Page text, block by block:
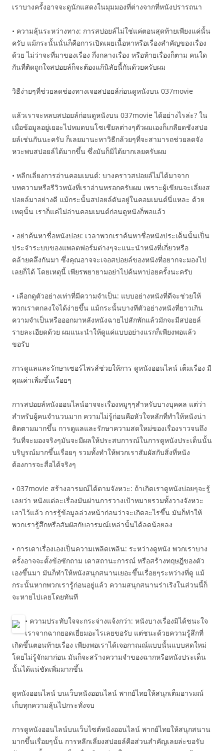
เราบางครั้งอาจจะดูนักแสดงในมุมมองที่ต่างจากที่หนังปรารถนา
• ความลุ้นระหว่างทาง: การสปอยล์ไม่ใช่แค่ตอนสุดท้ายเพียงแค่นั้น
ครับ แม้กระนั้นนั่นก็คือการเปิดเผยเนื้อหาหรือเรื่องสำคัญของเรื่อง
ด้วย ไม่ว่าจะที่มาของเรื่อง กึ่งกลางเรื่อง หรือท้ายเรื่องก็ตาม คนใด
กันที่ติดถูกใจสปอยล์ก็จะต้องแก้นิสัยนี้กันด้วยครับผม
วิธีง่ายๆที่ช่วยลดช่องทางเจอสปอยล์ก่อนดูหนังบน 037movie
แล้วเราจะหลบสปอยล์ก่อนดูหนังบน 037movie ได้อย่างไรล่ะ? ใน
เมื่อข้อมูลอยู่เยอะไปหมดบนโซเชียลต่างๆตัวผมเองก็เกลียดชังสปอ
ยล์เช่นกันนะครับ ก็เลยมานะหาวิธีกล้วยๆที่จะสามารถช่วยลดจัง
หวะพบสปอยล์ได้มากขึ้น ซึ่งมันก็มิได้ยากเลยครับผม
• หลีกเลี่ยงการอ่านคอมเมนต์: บางคราวสปอยล์ไม่ได้มาจาก
บทความหรือรีวิวหนังที่เราอ่านหรอกครับผม เพราะผู้เขียนจะเลี่ยงส
ปอยล์มาอย่างดี แม้กระนั้นสปอยล์ดันอยู่ในคอมเมนต์นี่แหละ ด้วย
เหตุนั้น เราก็แค่ไม่อ่านคอมเมนต์ก่อนดูหนังก็พอแล้ว
• อย่าค้นหาชื่อหนังบ่อย: เวลาพวกเราค้นหาชื่อหนังประเด็นนั้นเป็น
ประจำระบบของแพลตฟอร์มต่างๆจะแนะนำหนังที่เกี่ยวหรือ
คล้ายคลึงกันมา ซึ่งคุณอาจจะเจอสปอยล์ของหนังที่อยากจะมองไป
เลยก็ได้ โดยเหตุนี้ เพียรพยายามอย่าไปค้นหาบ่อยครั้งนะครับ
• เลือกดูตัวอย่างเท่าที่มีความจำเป็น: แบบอย่างหนังที่ดีจะช่วยให้
พวกเราตกลงใจได้ง่ายขึ้น แม้กระนั้นบางทีตัวอย่างหนังที่ยาวเกิน
ความจำเป็นหรือออกมาหลังหนังฉายไปสักพักแล้วมักจะมีสปอยล์
รายละเอียดด้วย ผมแนะนำให้ดูแค่แบบอย่างแรกก็เพียงพอแล้ว
ขอรับ
การดูแลและรักษาเซอร์ไพรส์ช่วยให้การ ดูหนังออนไลน์ เต็มเรื่อง มี
คุณค่าเพิ่มขึ้นเรื่อยๆ
การสปอยล์หนังออนไลน์อาจจะเรื่องหมูๆๆสำหรับบางบุคคล แต่ว่า
สำหรับผู้คนจำนวนมาก ความไม่รู้ก่อนคือหัวใจหลักที่ทำให้หนังน่า
ติดตามมากขึ้น การดูแลและรักษาความสดใหม่ของเรื่องราวจนถึง
วันที่จะมองจริงๆมันจะมีผลให้ประสบการณ์ในการดูหนังประเด็นนั้น
บริบูรณ์มากขึ้นเรื่อยๆ รวมทั้งทำให้พวกเราสัมผัสกับสิ่งที่หนัง
ต้องการจะสื่อได้จริงๆ
• 037movie สร้างอารมณ์ได้ตามจังหวะ: ถ้าเกิดเราดูหนังบ่อยๆจะรู้
เลยว่า หนังแต่ละเรื่องมันผ่านการวางเป้าหมายรวมทั้งวางจังหวะ
เอาไว้แล้ว การรู้ข้อมูลล่วงหน้าก่อนว่าจะเกิดอะไรขึ้น มันก็ทำให้
พวกเรารู้สึกหรือสัมผัสกับอารมณ์เหล่านั้นได้ลดน้อยลง
• การเดาเรื่องเองเป็นความเพลิดเพลิน: ระหว่างดูหนัง พวกเราบาง
ครั้งอาจจะตั้งข้อซักถาม เดาสถานะการณ์ หรือสร้างทฤษฎีของตัว
เองขึ้นมา มันก็ทำให้หนังสนุกสนานเยอะขึ้นเรื่อยๆระหว่างที่ดู แม้
กระนั้นหากพวกเรารู้ก่อนอยู่แล้ว ความสนุกสนานร่าเริงในส่วนนี้ก็
จะหายไปเลยโดยทันที
• ความประทับใจจะกระจ่างแจ้งกว่า: หนังบางเรื่องมิได้ชนะใจ
เราจากฉากยอดเยี่ยมอะไรเลยขอรับ แต่ชนะด้วยความรู้สึกที่
เกิดขึ้นตอนท้ายเรื่อง เพียงพอเราได้เจอกาณณ์แบบนั้นแบบสดใหม่
โดยไม่รู้จักมาก่อน มันก็จะสร้างความจำของฉากหรือหนังประเด็น
นั้นได้แน่ชัดเพิ่มมากขึ้น
ดูหนังออนไลน์ บนเว็บหนังออนไลน์ พากย์ไทยให้สนุกเต็มอารมณ์
เก็บทุกความลุ้นไปกระทั่งจบ
การดูหนังออนไลน์บนเว็บไซต์หนังออนไลน์ พากย์ไทยให้สนุกสนาน
มากขึ้นเรื่อยๆนั้น การหลีกเลี่ยงสปอยล์คือส่วนสำคัญเลยล่ะขอรับ